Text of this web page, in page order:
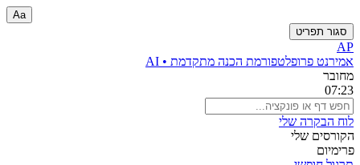
Aa
סגור תפריט
AP
אמירנט פרופלטפורמת הכנה מתקדמת • AI
מחובר
07:23
לוח הבקרה שלי
הקורסים שלי
פרימיום